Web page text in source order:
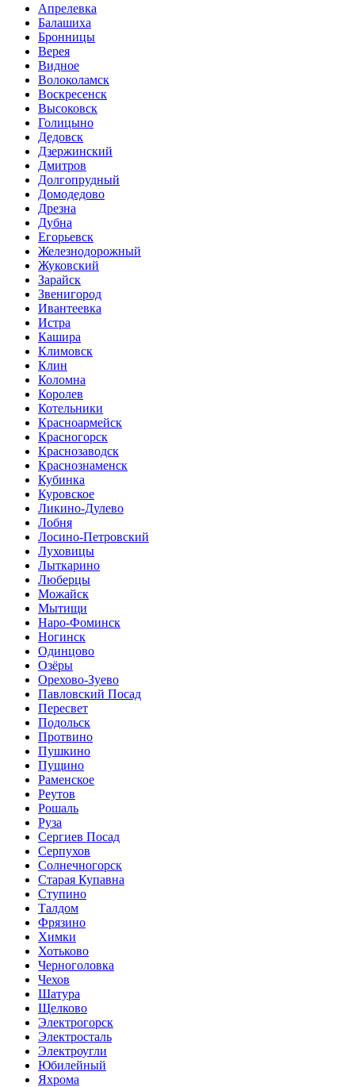
Апрелевка
Балашиха
Бронницы
Верея
Видное
Волоколамск
Воскресенск
Высоковск
Голицыно
Дедовск
Дзержинский
Дмитров
Долгопрудный
Домодедово
Дрезна
Дубна
Егорьевск
Железнодорожный
Жуковский
Зарайск
Звенигород
Ивантеевка
Истра
Кашира
Климовск
Клин
Коломна
Королев
Котельники
Красноармейск
Красногорск
Краснозаводск
Краснознаменск
Кубинка
Куровское
Ликино-Дулево
Лобня
Лосино-Петровский
Луховицы
Лыткарино
Люберцы
Можайск
Мытищи
Наро-Фоминск
Ногинск
Одинцово
Озёры
Орехово-Зуево
Павловский Посад
Пересвет
Подольск
Протвино
Пушкино
Пущино
Раменское
Реутов
Рошаль
Руза
Сергиев Посад
Серпухов
Солнечногорск
Старая Купавна
Ступино
Талдом
Фрязино
Химки
Хотьково
Черноголовка
Чехов
Шатура
Щелково
Электрогорск
Электросталь
Электроугли
Юбилейный
Яхрома